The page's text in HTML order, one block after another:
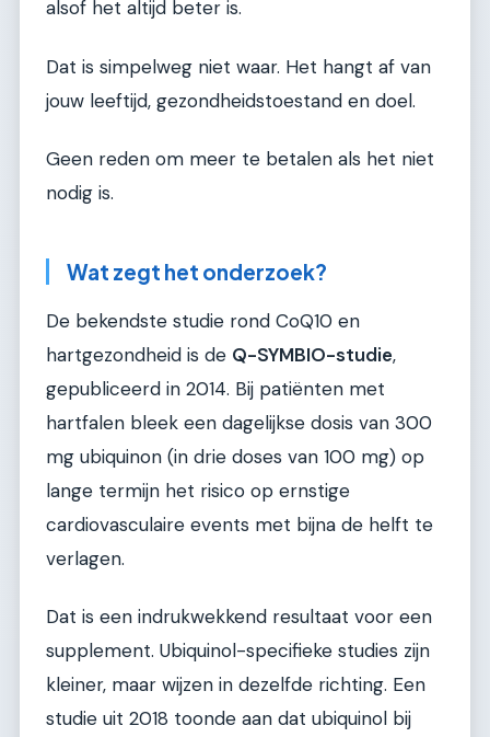
alsof het altijd beter is.
Dat is simpelweg niet waar. Het hangt af van
jouw leeftijd, gezondheidstoestand en doel.
Geen reden om meer te betalen als het niet
nodig is.
Wat zegt het onderzoek?
De bekendste studie rond CoQ10 en
hartgezondheid is de Q-SYMBIO-studie,
gepubliceerd in 2014. Bij patiënten met
hartfalen bleek een dagelijkse dosis van 300
mg ubiquinon (in drie doses van 100 mg) op
lange termijn het risico op ernstige
cardiovasculaire events met bijna de helft te
verlagen.
Dat is een indrukwekkend resultaat voor een
supplement. Ubiquinol-specifieke studies zijn
kleiner, maar wijzen in dezelfde richting. Een
studie uit 2018 toonde aan dat ubiquinol bij